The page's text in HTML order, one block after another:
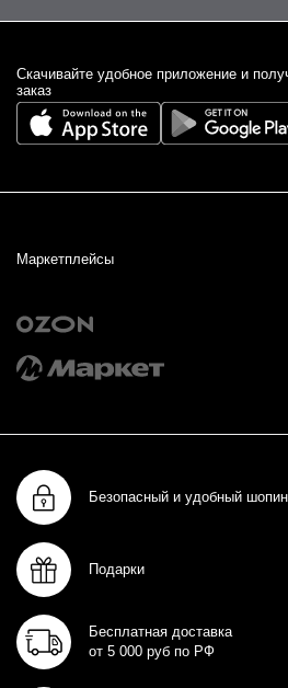
Cкачивайте удобное приложение и
заказ
Маркетплейсы
Безопасный и удобный
Подарки
Бесплатная доставка
от 5 000 руб по РФ